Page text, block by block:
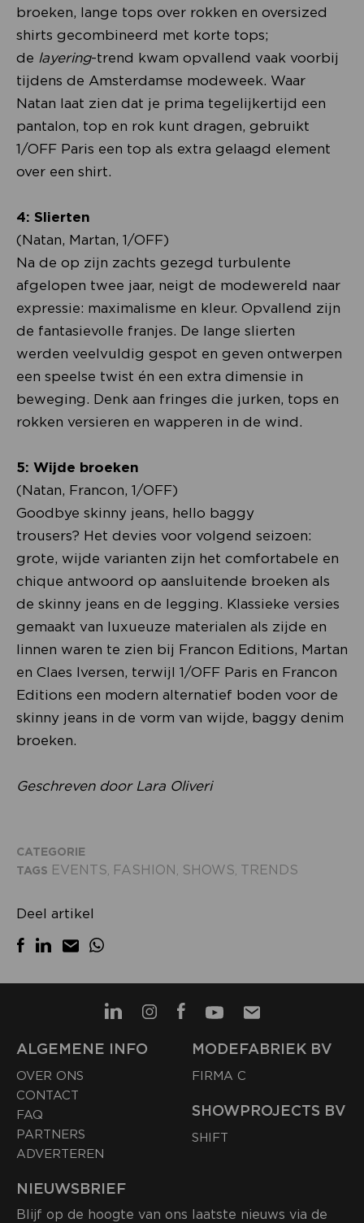
broeken, lange tops over rokken en oversized
shirts gecombineerd met korte tops;
de layering-trend kwam opvallend vaak voorbij
tijdens de Amsterdamse modeweek. Waar
Natan laat zien dat je prima tegelijkertijd een
pantalon, top en rok kunt dragen, gebruikt
1/OFF Paris een top als extra gelaagd element
over een shirt.
4: Slierten
(Natan, Martan, 1/OFF)
Na de op zijn zachts gezegd turbulente
afgelopen twee jaar, neigt de modewereld naar
expressie: maximalisme en kleur. Opvallend zijn
de fantasievolle franjes. De lange slierten
werden veelvuldig gespot en geven ontwerpen
een speelse twist én een extra dimensie in
beweging. Denk aan fringes die jurken, tops en
rokken versieren en wapperen in de wind.
5: Wijde broeken
(Natan, Francon, 1/OFF)
Goodbye skinny jeans, hello baggy
trousers? Het devies voor volgend seizoen:
grote, wijde varianten zijn het comfortabele en
chique antwoord op aansluitende broeken als
de skinny jeans en de legging. Klassieke versies
gemaakt van luxueuze materialen als zijde en
linnen waren te zien bij Francon Editions, Martan
en Claes Iversen, terwijl 1/OFF Paris en Francon
Editions een modern alternatief boden voor de
skinny jeans in de vorm van wijde, baggy denim
broeken.
Geschreven door Lara Oliveri
CATEGORIE
TAGS EVENTS, FASHION , SHOWS, TRENDS
Deel artikel
ALGEMENE INFO
OVER ONS
CONTACT
FAQ
PARTNERS
ADVERTEREN
MODEFABRIEK BV
FIRMA C
SHOWPROJECTS BV
SHIFT
NIEUWSBRIEF
Blijf op de hoogte van ons laatste nieuws via de